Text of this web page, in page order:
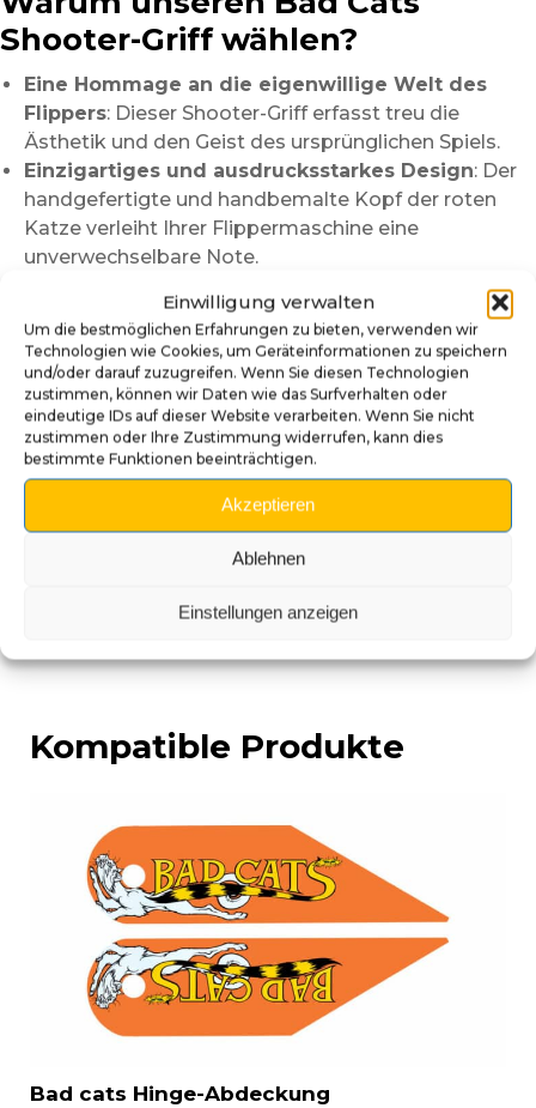
Einwilligung verwalten
Um die bestmöglichen Erfahrungen zu bieten, verwenden wir
Technologien wie Cookies, um Geräteinformationen zu speichern
und/oder darauf zuzugreifen. Wenn Sie diesen Technologien
zustimmen, können wir Daten wie das Surfverhalten oder
eindeutige IDs auf dieser Website verarbeiten. Wenn Sie nicht
zustimmen oder Ihre Zustimmung widerrufen, kann dies
bestimmte Funktionen beeinträchtigen.
Akzeptieren
Ablehnen
Einstellungen anzeigen
Shooter-Griff wählen?
Eine Hommage an die eigenwillige Welt des
Flippers: Dieser Shooter-Griff erfasst treu die
Ästhetik und den Geist des ursprünglichen Spiels.
Einzigartiges und ausdrucksstarkes Design: Der
handgefertigte und handbemalte Kopf der roten
Katze verleiht Ihrer Flippermaschine eine
unverwechselbare Note.
: Sorgfältig entworfen und von
Hand bemalt, um ein außergewöhnliches Ergebnis
zu bieten.
Hinweis: Aufgrund der handgefertigten Natur dieses
Produkts können Farben und Oberflächen leicht
variieren, wodurch jeder Shooter-Griff einzigartig wird.
Verwandeln Sie Ihre Bad Cats Flippermaschine mit
diesem einzigartigen 3D-Shooter-Griff und
Kompatible Produkte
Bad cats Hinge-Abdeckung